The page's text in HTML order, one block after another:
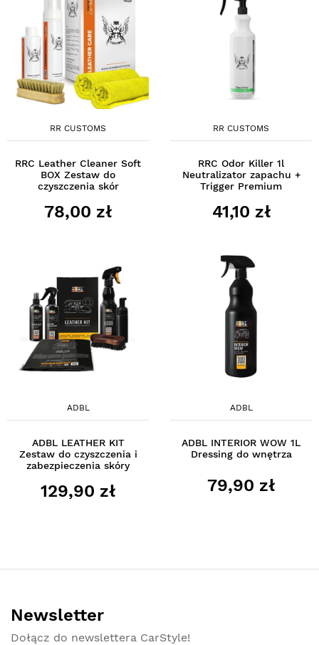
RR CUSTOMS
RRC Leather Cleaner Soft
BOX Zestaw do
czyszczenia skór
78,00 zł
RR CUSTOMS
RRC Odor Killer 1l
Neutralizator zapachu +
Trigger Premium
41,10 zł
ADBL
ADBL LEATHER KIT
Zestaw do czyszczenia i
zabezpieczenia skóry
129,90 zł
ADBL
ADBL INTERIOR WOW 1L
Dressing do wnętrza
79,90 zł
Newsletter
Dołącz do newslettera CarStyle!